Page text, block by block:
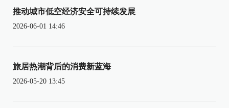
推动城市低空经济安全可持续发展
2026-06-01 14:46
旅居热潮背后的消费新蓝海
2026-05-20 13:45